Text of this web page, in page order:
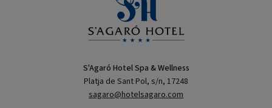
S'Agaró Hotel Spa & Wellness
Platja de Sant Pol, s/n, 17248
sagaro@hotelsagaro.com